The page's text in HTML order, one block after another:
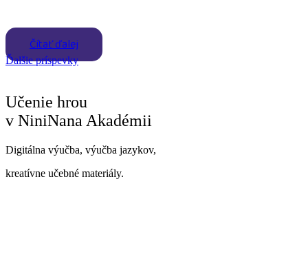
Čítať ďalej
Ďalšie príspevky
Učenie hrou
v NiniNana Akadémii
Digitálna výučba, výučba jazykov,
kreatívne učebné materiály.